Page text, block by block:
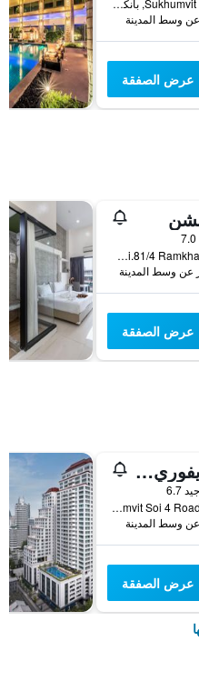
2089 Sukhumvit Road, بانكوك, تايلاند
عرض الصفقة
5 Soi.81/4 Ramkhamhang R., بانكوك, تايلاند
عرض الصفقة
رويال إيفوري سوكومفيت نانا
جيد 6.7
73 Sukhumvit Soi 4 Road, (nana), بانكوك, تايلاند
عرض الصفقة